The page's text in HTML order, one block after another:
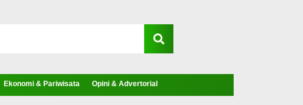
Ekonomi & Pariwisata Opini & Advertorial